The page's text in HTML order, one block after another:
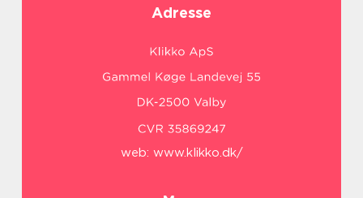
Adresse
web: www.klikko.dk/